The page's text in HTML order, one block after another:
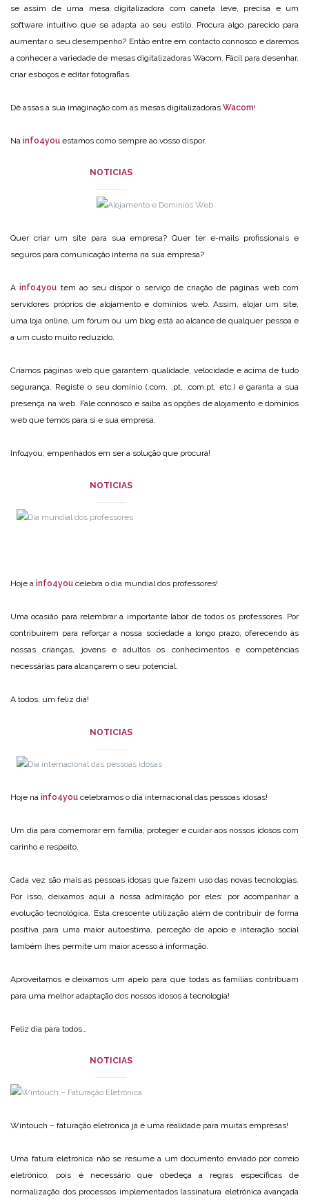
se assim de uma mesa digitalizadora com caneta leve, precisa e um
software intuitivo que se adapta ao seu estilo. Procura algo parecido para
aumentar o seu desempenho? Então entre em contacto connosco e daremos
a conhecer a variedade de mesas digitalizadoras Wacom. Fácil para desenhar,
criar esboços e editar fotografias.
Dê assas a sua imaginação com as mesas digitalizadoras Wacom!
Na info4you estamos como sempre ao vosso dispor.
NOTICIAS
Quer criar um site para sua empresa? Quer ter e-mails profissionais e
seguros para comunicação interna na sua empresa?
Ainfo4you tem ao seu dispor o serviço de criação de páginas web com
servidores próprios de alojamento e domínios web. Assim, alojar um site,
uma loja online, um fórum ou um blog está ao alcance de qualquer pessoa e
a um custo muito reduzido.
Criamos páginas web que garantem qualidade, velocidade e acima de tudo
segurança. Registe o seu domínio (.com, .pt, .com.pt, etc.) e garanta a sua
presença na web. Fale connosco e saiba as opções de alojamento e domínios
web que temos para si e sua empresa.
Info4you, empenhados em ser a solução que procura!
NOTICIAS
Hoje a info4you celebra o dia mundial dos professores!
Uma ocasião para relembrar a importante labor de todos os professores. Por
contribuírem para reforçar a nossa sociedade a longo prazo, oferecendo às
nossas crianças, jovens e adultos os conhecimentos e competências
necessárias para alcançarem o seu potencial.
A todos, um feliz dia!
NOTICIAS
Hoje na info4you celebramos o dia internacional das pessoas idosas!
Um dia para comemorar em família, proteger e cuidar aos nossos idosos com
carinho e respeito.
Cada vez são mais as pessoas idosas que fazem uso das novas tecnologias.
Por isso, deixamos aqui a nossa admiração por eles: por acompanhar a
evolução tecnológica. Esta crescente utilização além de contribuir de forma
positiva para uma maior autoestima, perceção de apoio e interação social
também lhes permite um maior acesso à informação.
Aproveitamos e deixamos um apelo para que todas as famílias contribuam
para uma melhor adaptação dos nossos idosos à tecnologia!
Feliz dia para todos…
NOTICIAS
Wintouch – faturação eletrónica já é uma realidade para muitas empresas!
Uma fatura eletrónica não se resume a um documento enviado por correio
eletrónico, pois é necessário que obedeça a regras específicas de
normalização dos processos implementados (assinatura eletrónica avançada